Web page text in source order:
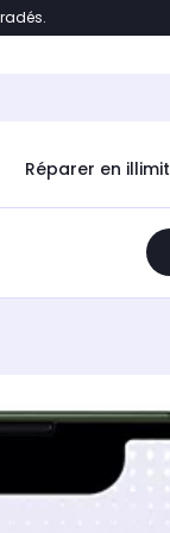
Accéder
Réparer en